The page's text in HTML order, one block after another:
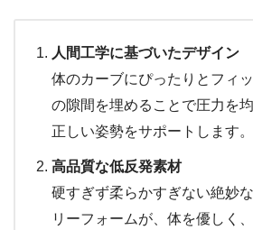
人間工学に基づいたデザイン
体のカーブにぴったりとフィ
の隙間を埋めることで圧力を
正しい姿勢をサポートします。
高品質な低反発素材
硬すぎず柔らかすぎない絶妙
リーフォームが、体を優しく